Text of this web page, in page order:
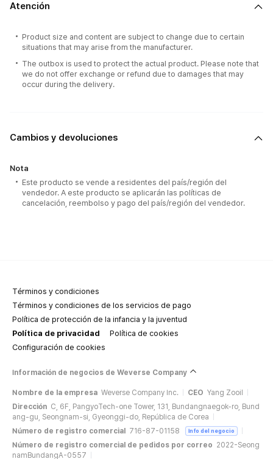
Atención
Product size and content are subject to change due to certain
situations that may arise from the manufacturer.
The outbox is used to protect the actual product. Please note that
we do not offer exchange or refund due to damages that may
occur during the delivery.
Cambios y devoluciones
Nota
Este producto se vende a residentes del país/región del
vendedor. A este producto se aplicarán las políticas de
cancelación, reembolso y pago del país/región del vendedor.
Términos y condiciones
Términos y condiciones de los servicios de pago
Política de protección de la infancia y la juventud
Política de privacidad
Política de cookies
Configuración de cookies
Información de negocios de Weverse Company
Nombre de la empresa Weverse Company Inc. CEO Yang Zooil
Dirección C, 6F, PangyoTech-one Tower, 131, Bundangnaegok-ro, Bund
ang-gu, Seongnam-si, Gyeonggi-do, República de Corea
Número de registro comercial
716-87-01158 Info del negocio
Número de registro comercial de pedidos por correo 2022-Seong
namBundangA-0557